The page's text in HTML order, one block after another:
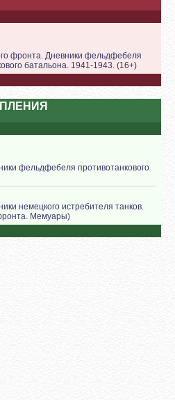
фронта. Дневники фельдфебеля
батальона. 1941-1943. (16+)
фельдфебеля противотанкового
немецкого истребителя танков.
Мемуары)